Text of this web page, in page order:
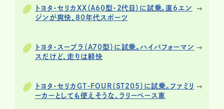
トヨタ・セリカXX（A60型・2代目）に試乗。直6エン
ジンが爽快、80年代スポーツ
トヨタ・スープラ（A70型）に試乗。ハイパフォーマン
スだけど、走りは軽快
トヨタ・セリカGT-FOUR（ST205）に試乗。ファミリ
ーカーとしても使えそうな、ラリーベース車